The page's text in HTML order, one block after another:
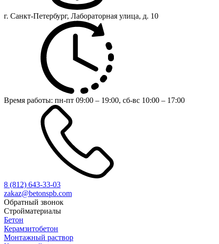
г. Санкт-Петербург, Лабораторная улица, д. 10
Время работы: пн-пт 09:00 – 19:00, сб-вс 10:00 – 17:00
8 (812) 643-33-03
zakaz@betonspb.com
Обратный звонок
Стройматериалы
Бетон
Керамзитобетон
Монтажный раствор